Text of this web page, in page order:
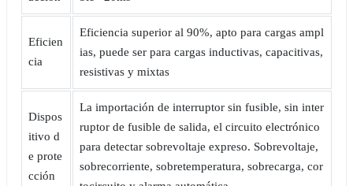
Eficien
cia
Eficiencia superior al 90%, apto para cargas ampl
ias, puede ser para cargas inductivas, capacitivas,
resistivas y mixtas
Dispos
itivo d
e prote
cción
La importación de interruptor sin fusible, sin inter
ruptor de fusible de salida, el circuito electrónico
para detectar sobrevoltaje expreso. Sobrevoltaje,
sobrecorriente, sobretemperatura, sobrecarga, cor